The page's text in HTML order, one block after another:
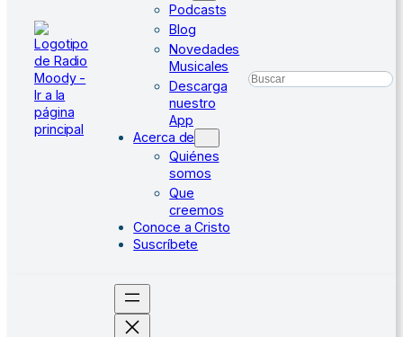
Podcasts
Blog
Novedades
Musicales
Descarga
nuestro
App
Acerca de
Quiénes
somos
Que
creemos
Conoce a Cristo
Suscríbete
Search